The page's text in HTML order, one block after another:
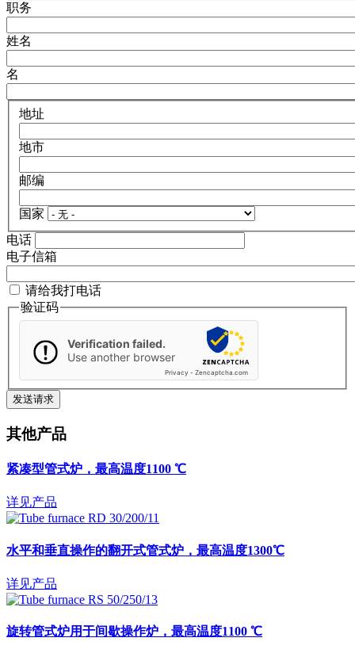
职务
姓名
名
地址
地市
邮编
国家
电话
电子信箱
请给我打电话
验证码
Verification failed.
Use another browser
Privacy - Zencaptcha.com
其他产品
紧凑型管式炉，最高温度1100 ℃
详见产品
水平和垂直操作的翻开式管式炉，最高温度1300℃
详见产品
旋转管式炉用于间歇操作炉，最高温度1100 ℃